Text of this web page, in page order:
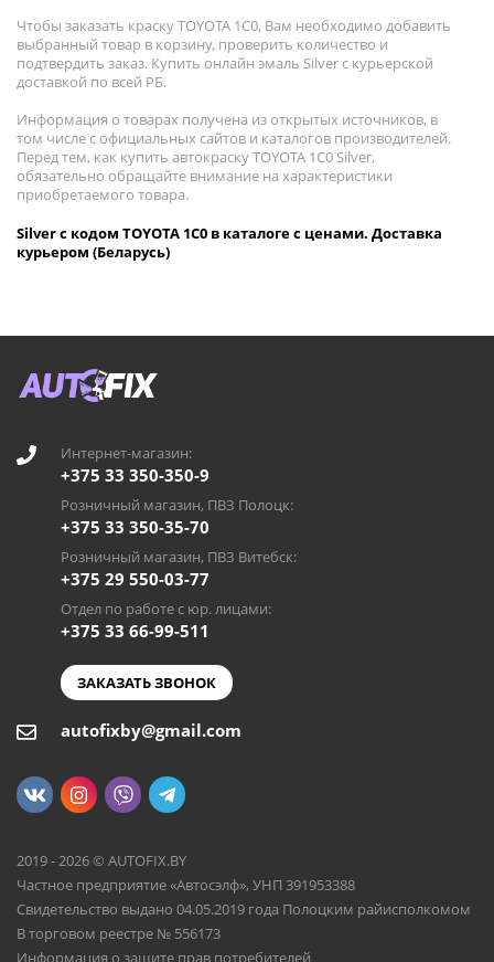
Чтобы заказать краску TOYOTA 1C0, Вам необходимо добавить
выбранный товар в корзину, проверить количество и
подтвердить заказ. Купить онлайн эмаль Silver с курьерской
доставкой по всей РБ.
Информация о товарах получена из открытых источников, в
том числе с официальных сайтов и каталогов производителей.
Перед тем, как купить автокраску TOYOTA 1C0 Silver,
обязательно обращайте внимание на характеристики
приобретаемого товара.
Silver с кодом TOYOTA 1C0 в каталоге с ценами. Доставка
курьером (Беларусь)
Интернет-магазин:
+375 33 350-350-9
Розничный магазин, ПВЗ Полоцк:
+375 33 350-35-70
Розничный магазин, ПВЗ Витебск:
+375 29 550-03-77
Отдел по работе с юр. лицами:
+375 33 66-99-511
ЗАКАЗАТЬ ЗВОНОК
autofixby@gmail.com
2019 - 2026 © AUTOFIX.BY
Частное предприятие «Автосэлф», УНП 391953388
Свидетельство выдано 04.05.2019 года Полоцким райисполкомом
В торговом реестре № 556173
Информация о защите прав потребителей